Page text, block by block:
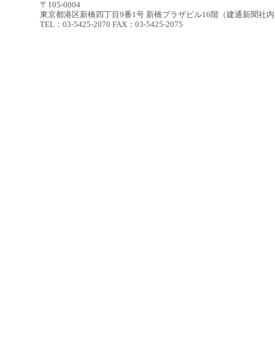
〒105-0004
東京都港区新橋四丁目9番1号 新橋プラザビル16階（建通新聞社
TEL：03-5425-2070 FAX：03-5425-2075